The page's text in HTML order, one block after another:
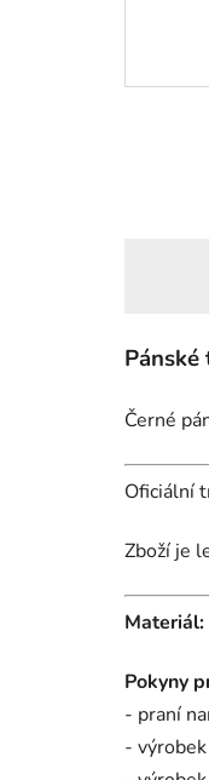
Černé
Oficiální
Zboží je
Materiál:
Pokyny
- praní
-